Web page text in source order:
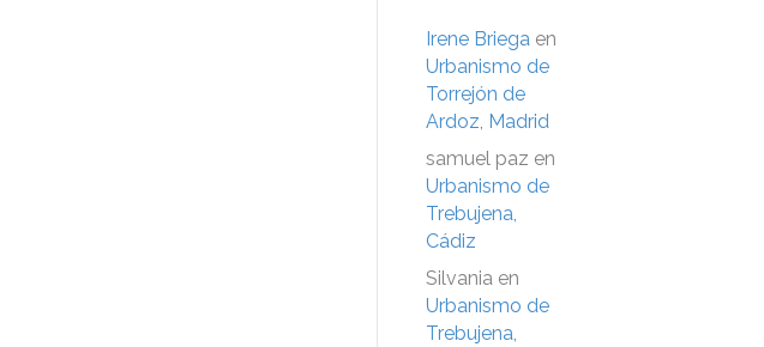
Irene Briega en
Urbanismo de
Torrejón de
Ardoz, Madrid
samuel paz en
Urbanismo de
Trebujena,
Cádiz
Silvania en
Urbanismo de
Trebujena,